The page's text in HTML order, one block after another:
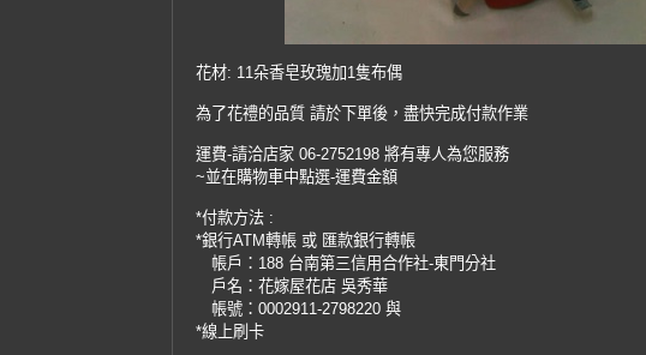
花材: 11朵香皂玫瑰加1隻布偶
為了花禮的品質 請於下單後，盡快完成付款作業
運費-請洽店家 06-2752198 將有專人為您服務
~並在購物車中點選-運費金額
*付款方法 :
*銀行ATM轉帳 或 匯款銀行轉帳
帳戶：188 台南第三信用合作社-東門分社
戶名：花嫁屋花店 吳秀華
帳號：0002911-2798220 與
*線上刷卡